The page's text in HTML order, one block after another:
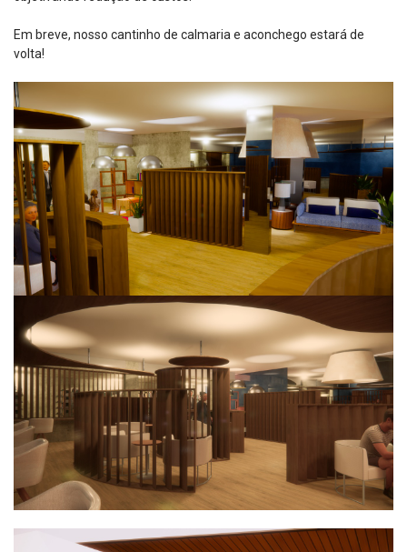
Em breve, nosso cantinho de calmaria e aconchego estará de
volta!